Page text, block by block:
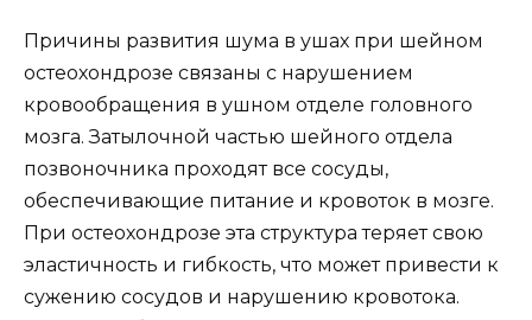
Причины развития шума в ушах при шейном
остеохондрозе связаны с нарушением
кровообращения в ушном отделе головного
мозга. Затылочной частью шейного отдела
позвоночника проходят все сосуды,
обеспечивающие питание и кровоток в мозге.
При остеохондрозе эта структура теряет свою
эластичность и гибкость, что может привести к
сужению сосудов и нарушению кровотока.